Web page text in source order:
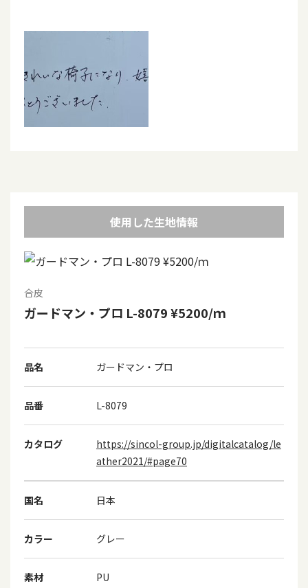
使用した生地情報
合皮
ガードマン・プロ L-8079 ¥5200/ｍ
品名 ガードマン・プロ
品番 L-8079
カタログ
https://sincol-group.jp/digitalcatalog/le
ather2021/#page70
国名 日本
カラー グレー
素材 PU